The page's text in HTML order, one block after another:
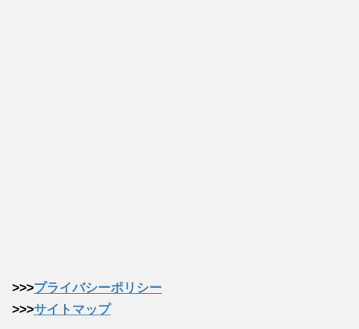
>>>プライバシーポリシー
>>>サイトマップ